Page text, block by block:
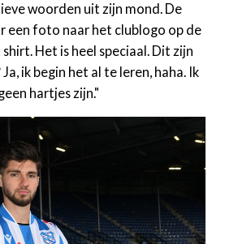
woorden uit zijn mond. De
een foto naar het clublogo op de
Het is heel speciaal. Dit zijn
ik begin het al te leren, haha. Ik
hartjes zijn."